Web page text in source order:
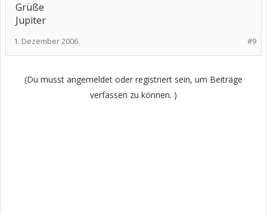
Grüße
Jupiter
#9
1. Dezember 2006
(Du musst angemeldet oder registriert sein, um Beiträge
verfassen zu können. )